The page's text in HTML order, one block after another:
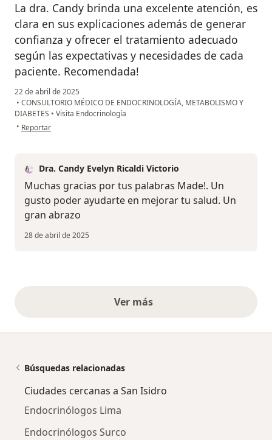
La dra. Candy brinda una excelente atención, es
clara en sus explicaciones además de generar
confianza y ofrecer el tratamiento adecuado
según las expectativas y necesidades de cada
paciente. Recomendada!
22 de abril de 2025
• CONSULTORIO MÉDICO DE ENDOCRINOLOGÍA, METABOLISMO Y
DIABETES • Visita Endocrinología
• en opinión del usuario Made
Reportar
Dra. Candy Evelyn Ricaldi Victorio
Muchas gracias por tus palabras Made!. Un
gusto poder ayudarte en mejorar tu salud. Un
gran abrazo
28 de abril de 2025
Ver másopiniones anteriores
Búsquedas relacionadas
Ciudades cercanas a San Isidro
Endocrinólogos Lima
Endocrinólogos Surco